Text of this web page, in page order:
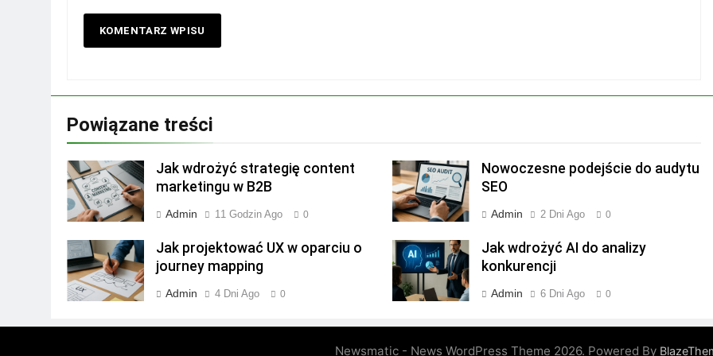
Powiązane treści
Jak wdrożyć strategię content
marketingu w B2B
Admin 11 Godzin Ago 0
Nowoczesne podejście do audytu
SEO
Admin 2 Dni Ago 0
Jak projektować UX w oparciu o
journey mapping
Admin 4 Dni Ago 0
Jak wdrożyć AI do analizy
konkurencji
Admin 6 Dni Ago 0
Newsmatic - News WordPress Theme 2026. Powered By